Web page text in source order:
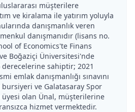
müşterilere
ve kiralama ile yatırım yoluyla
danışmanlık veren
danışmanıdır (lisans no.
of Economics'te Finans
Boğaziçi Üniversitesi'nde
derecelerine sahiptir; 2021
emlak danışmanlığı sınavını
ve Galatasaray Spor
olan Ünal, müşterilerine
hizmet vermektedir.